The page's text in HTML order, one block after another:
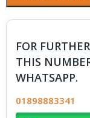
FOR
THIS
WHATSAPP.
01898883341